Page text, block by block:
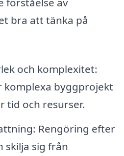
bra att tänka på
och komplexitet:
komplexa byggprojekt
tid och resurser.
Rengöring efter
skilja sig från